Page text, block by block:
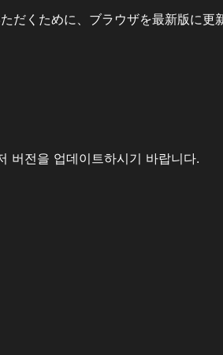
くために、ブラウザを最新版に更
버전을 업데이트하시기 바랍니다.